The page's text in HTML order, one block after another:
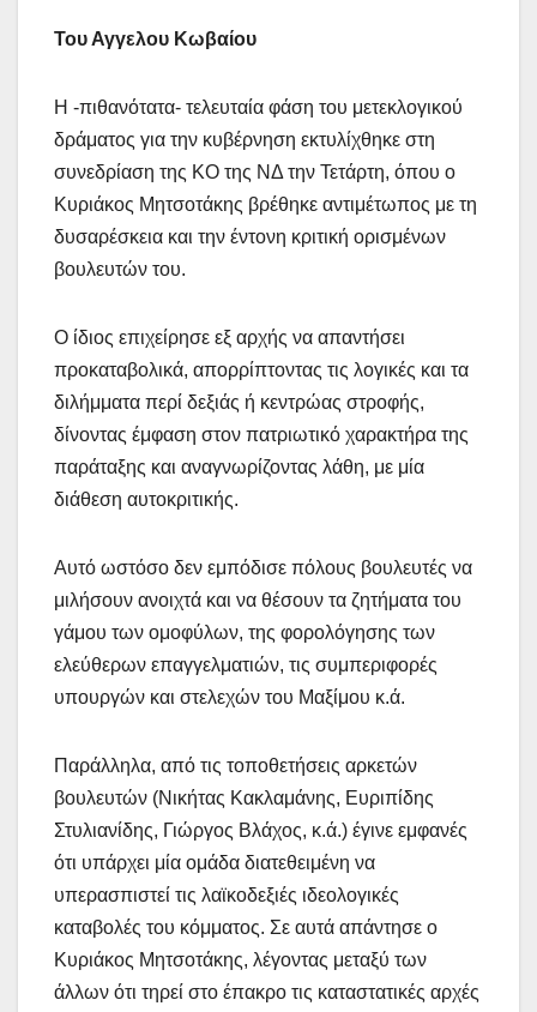
Του Αγγελου Κωβαίου
Η -πιθανότατα- τελευταία φάση του μετεκλογικού
δράματος για την κυβέρνηση εκτυλίχθηκε στη
συνεδρίαση της ΚΟ της ΝΔ την Τετάρτη, όπου ο
Κυριάκος Μητσοτάκης βρέθηκε αντιμέτωπος με τη
δυσαρέσκεια και την έντονη κριτική ορισμένων
βουλευτών του.
Ο ίδιος επιχείρησε εξ αρχής να απαντήσει
προκαταβολικά, απορρίπτοντας τις λογικές και τα
διλήμματα περί δεξιάς ή κεντρώας στροφής,
δίνοντας έμφαση στον πατριωτικό χαρακτήρα της
παράταξης και αναγνωρίζοντας λάθη, με μία
διάθεση αυτοκριτικής.
Αυτό ωστόσο δεν εμπόδισε πόλους βουλευτές να
μιλήσουν ανοιχτά και να θέσουν τα ζητήματα του
γάμου των ομοφύλων, της φορολόγησης των
ελεύθερων επαγγελματιών, τις συμπεριφορές
υπουργών και στελεχών του Μαξίμου κ.ά.
Παράλληλα, από τις τοποθετήσεις αρκετών
βουλευτών (Νικήτας Κακλαμάνης, Ευριπίδης
Στυλιανίδης, Γιώργος Βλάχος, κ.ά.) έγινε εμφανές
ότι υπάρχει μία ομάδα διατεθειμένη να
υπερασπιστεί τις λαϊκοδεξιές ιδεολογικές
καταβολές του κόμματος. Σε αυτά απάντησε ο
Κυριάκος Μητσοτάκης, λέγοντας μεταξύ των
άλλων ότι τηρεί στο έπακρο τις καταστατικές αρχές